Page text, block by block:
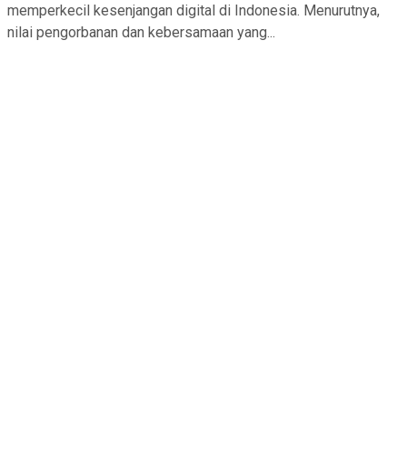
memperkecil kesenjangan digital di Indonesia. Menurutnya,
nilai pengorbanan dan kebersamaan yang...